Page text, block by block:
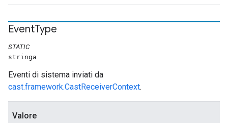
EventType
STATIC
stringa
Eventi di sistema inviati da
cast.framework.CastReceiverContext.
Valore